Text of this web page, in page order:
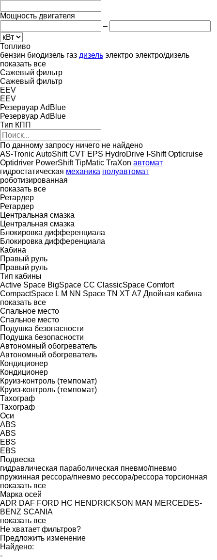
Мощность двигателя
–
Топливо
бензин биодизель газ дизель электро электро/дизель
показать все
Сажевый фильтр
Сажевый фильтр
EEV
EEV
Резервуар AdBlue
Резервуар AdBlue
Тип КПП
По данному запросу ничего не найдено
AS-TronicAutoShift CVT EPS HydroDrive I-Shift Opticruise
Optidriver PowerShift TipMatic TraXon автомат
гидростатическая механика полуавтомат
роботизированная
показать все
Ретардер
Ретардер
Центральная смазка
Центральная смазка
Блокировка дифференциала
Блокировка дифференциала
Кабина
Правый руль
Правый руль
Тип кабины
Active Space BigSpace CC ClassicSpace Comfort
CompactSpace L M NN Space TN XT А7 Двойная кабина
показать все
Спальное место
Спальное место
Подушка безопасности
Подушка безопасности
Автономный обогреватель
Автономный обогреватель
Кондиционер
Кондиционер
Круиз-контроль (темпомат)
Круиз-контроль (темпомат)
Тахограф
Тахограф
Оси
ABS
ABS
EBS
EBS
Подвеска
гидравлическая параболическая пневмо/пневмо
пружинная рессора/пневмо рессора/рессора торсионная
показать все
Марка осей
ADR DAF FORD HC HENDRICKSON MAN MERCEDES-
BENZ SCANIA
показать все
Не хватает фильтров?
Предложить изменение
Найдено:
-